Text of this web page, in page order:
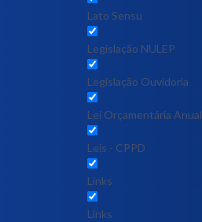
Lato Sensu
Legislação NULEP
Legislação Ouvidoria
Lei Orçamentária Anual
Leis - CPPD
Links
Links